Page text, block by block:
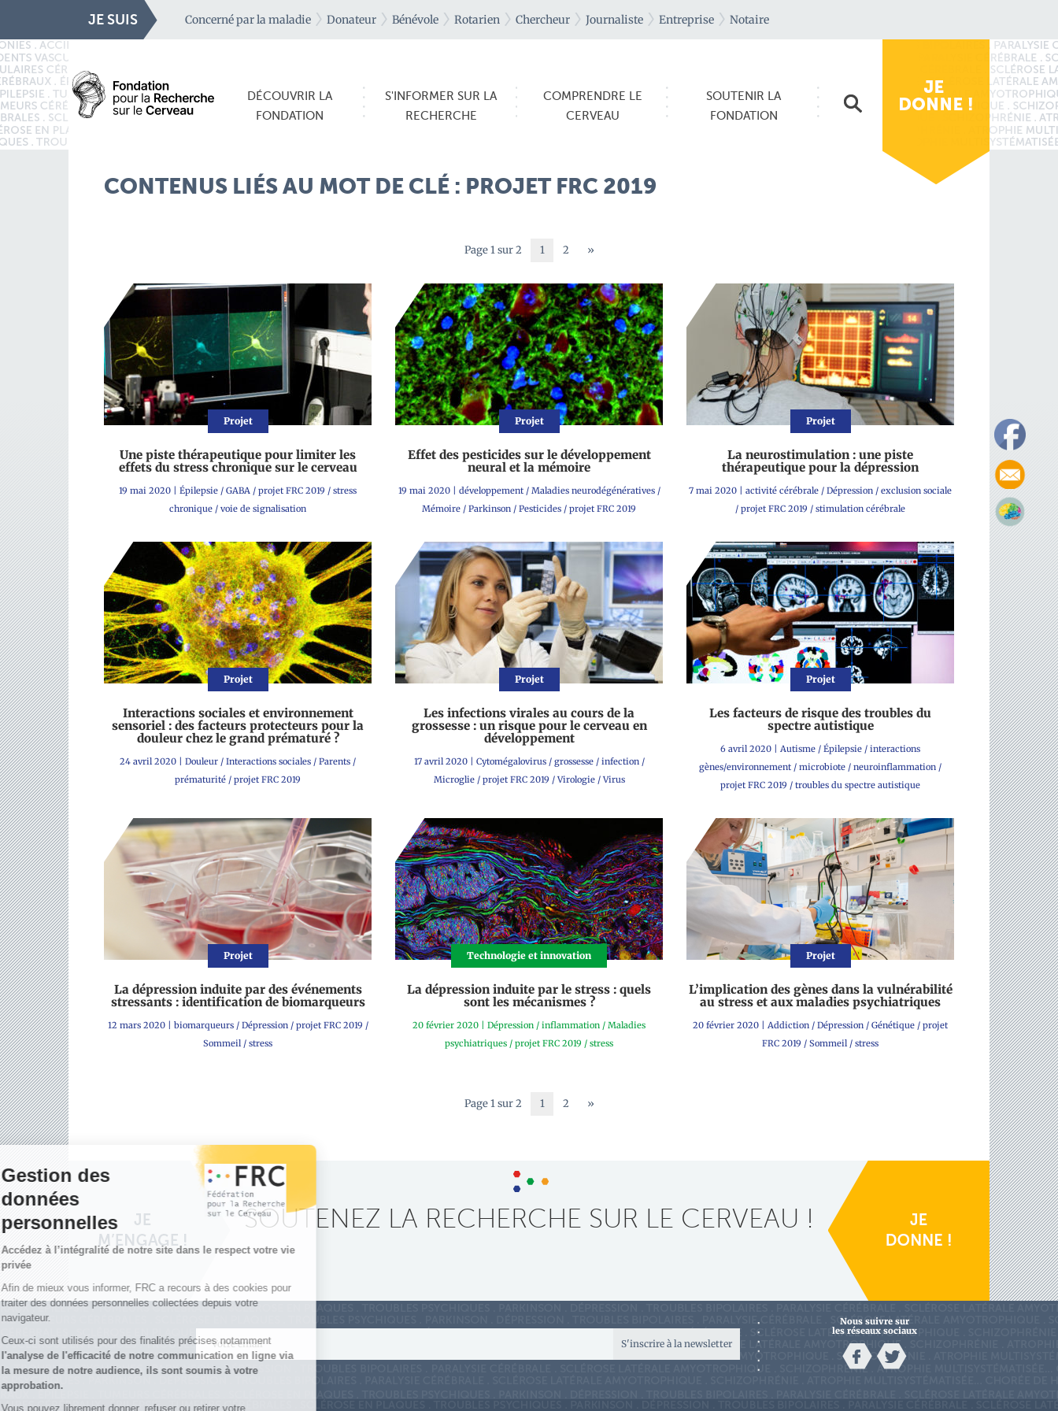
JE SUIS Concerné par la maladie Donateur Bénévole Rotarien Chercheur Journaliste Entreprise Notaire
DÉCOUVRIR LA
FONDATION
S'INFORMER SUR LA
RECHERCHE
COMPRENDRE LE
CERVEAU
SOUTENIR LA
FONDATION
CONTENUS LIÉS AU MOT DE CLÉ : PROJET FRC 2019
Page 1 sur 2 1 2 »
Projet
Une piste thérapeutique pour limiter les
effets du stress chronique sur le cerveau
19 mai 2020 Épilepsie / GABA / projet FRC 2019 / stress
chronique / voie de signalisation
Projet
Effet des pesticides sur le développement
neural et la mémoire
19 mai 2020| développement/ Maladies neurodégénératives/
Mémoire / Parkinson / Pesticides / projet FRC 2019
Projet
La neurostimulation : une piste
thérapeutique pour la dépression
7 mai 2020 activité cérébrale / Dépression / exclusion sociale
/ projet FRC 2019 / stimulation cérébrale
Projet
Interactions sociales et environnement
sensoriel : des facteurs protecteurs pour la
douleur chez le grand prématuré ?
24 avril 2020 Douleur / Interactions sociales / Parents /
prématurité / projet FRC 2019
Projet
Les infections virales au cours de la
grossesse : un risque pour le cerveau en
développement
17 avril 2020| Cytomégalovirus/ grossesse/ infection/
Microglie/ projet FRC 2019 / Virologie/ Virus
Projet
Les facteurs de risque des troubles du
spectre autistique
6 avril 2020 Autisme / Épilepsie / interactions
gènes/environnement / microbiote / neuroinflammation /
projet FRC 2019 / troubles du spectre autistique
Projet
La dépression induite par des événements
stressants : identification de biomarqueurs
12 mars 2020| biomarqueurs/ Dépression/ projet FRC 2019 /
Sommeil/ stress
Technologie et innovation
La dépression induite par le stress : quels
sont les mécanismes ?
20 février 2020 Dépression / inflammation / Maladies
psychiatriques / projet FRC 2019 / stress
Projet
L’implication des gènes dans la vulnérabilité
au stress et aux maladies psychiatriques
20 février 2020 Addiction / Dépression / Génétique / projet
FRC 2019 / Sommeil/ stress
Page 1 sur 2 1 2 »
SOUTENEZ LA RECHERCHE SUR LE CERVEAU !
S'inscrire à la newsletter
Nous suivre sur
les réseaux sociaux